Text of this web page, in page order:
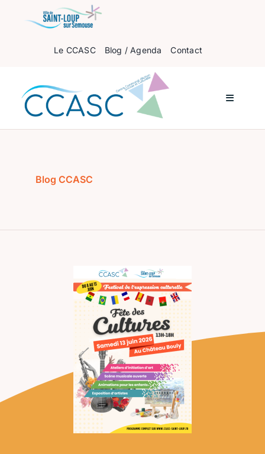
Le CCASC Blog / Agenda Contact
Accueil
Blog CCASC